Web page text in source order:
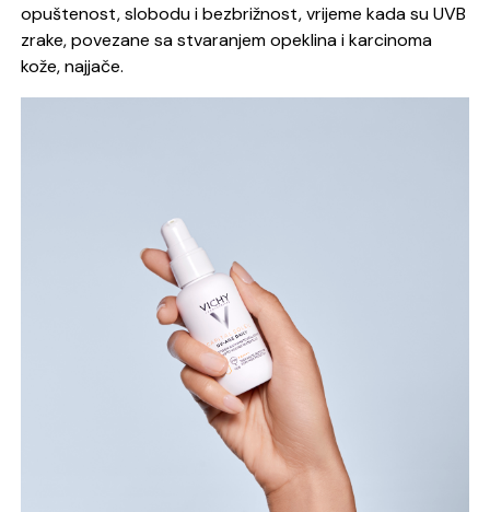
opuštenost, slobodu i bezbrižnost, vrijeme kada su UVB
zrake, povezane sa stvaranjem opeklina i karcinoma
kože, najjače.